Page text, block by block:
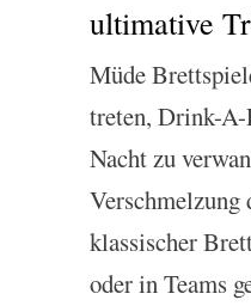
ultimative
Müde
treten, Drink-A-
Nacht zu
Verschmelzung
klassischer
oder in Teams